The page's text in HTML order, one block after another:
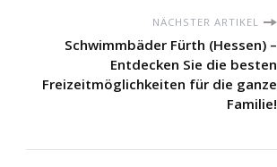
NÄCHSTER ARTIKEL
Schwimmbäder Fürth (Hessen) –
Entdecken Sie die besten
Freizeitmöglichkeiten für die ganze
Familie!